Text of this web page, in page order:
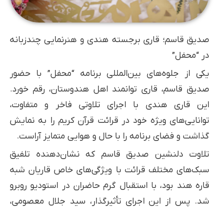
صدیق قاسم؛ قاری برجسته هندی و هنرنمایی چندزبانه
در “محفل”
یکی از جلوه‌های بین‌المللی برنامه “محفل” با حضور
صدیق قاسم، قاری توانمند اهل هندوستان، رقم خورد.
این قاری هندی با اجرای تلاوتی فاخر و متفاوت،
توانایی‌های ویژه خود در قرائت قرآن کریم را به نمایش
گذاشت و فضای برنامه را با حال و هوایی متمایز آراست.
تلاوت دلنشین صدیق قاسم که نشان‌دهنده تلفیق
سبک‌های مختلف قرائت با ویژگی‌های خاص قاریان شبه
قاره هند بود، با استقبال گرم حاضران در استودیو روبرو
شد. پس از این اجرای تأثیرگذار، سید جلال معصومی،